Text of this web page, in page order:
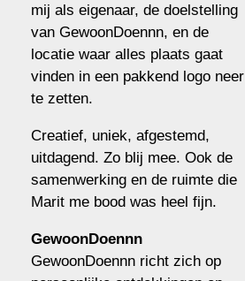
mij als eigenaar, de doelstelling
van GewoonDoennn, en de
locatie waar alles plaats gaat
vinden in een pakkend logo neer
te zetten.
Creatief, uniek, afgestemd,
uitdagend. Zo blij mee. Ook de
samenwerking en de ruimte die
Marit me bood was heel fijn.
GewoonDoennn
GewoonDoennn richt zich op